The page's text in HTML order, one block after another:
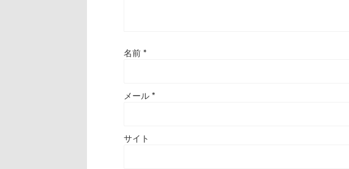
名前 *
メール *
サイト